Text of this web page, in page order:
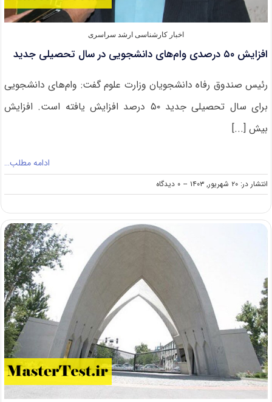
اخبار کارشناسی ارشد سراسری
افزایش ۵۰ درصدی وام‌های دانشجویی در سال تحصیلی جدید
رئیس صندوق رفاه دانشجویان وزارت علوم گفت: وام‌های دانشجویی
برای سال تحصیلی جدید ۵۰ درصد افزایش یافته است. افزایش
بیش [...]
ادامه مطلب…
انتشار در: ۲۰ شهریور, ۱۴۰۳ -- ۰ دیدگاه
on
افزایش
درصدی
وام‌های
تحصیلی
جدید